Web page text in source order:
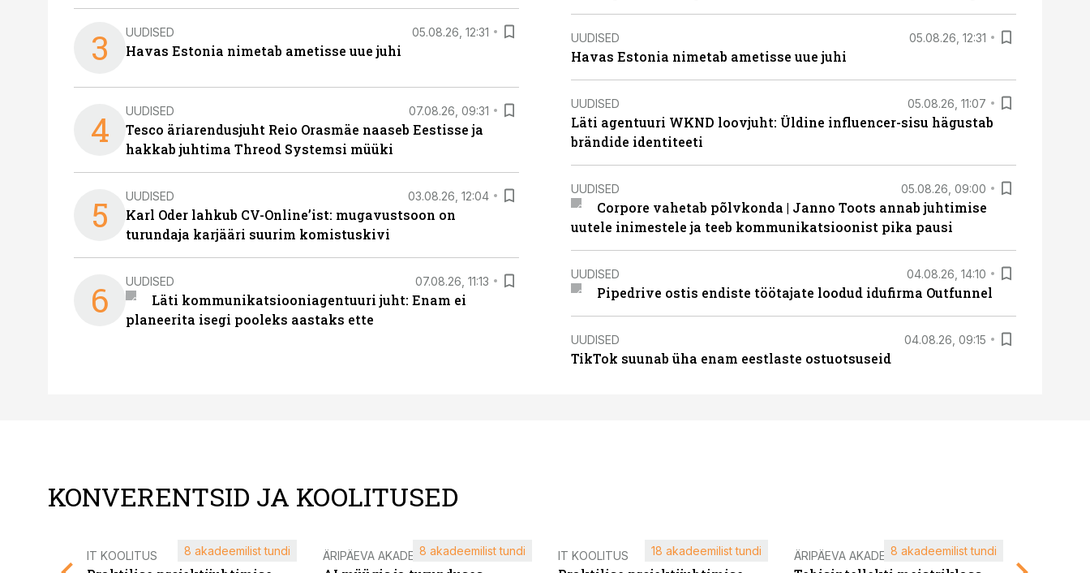
3 UUDISED 05.08.26, 12:31
Havas Estonia nimetab ametisse uue juhi
4 UUDISED 07.08.26, 09:31
Tesco äriarendusjuht Reio Orasmäe naaseb Eestisse ja
hakkab juhtima Threod Systemsi müüki
5 UUDISED 03.08.26, 12:04
Karl Oder lahkub CV-Online’ist: mugavustsoon on
turundaja karjääri suurim komistuskivi
6 UUDISED 07.08.26, 11:13
Läti kommunikatsiooniagentuuri juht: Enam ei
planeerita isegi pooleks aastaks ette
UUDISED 05.08.26, 12:31
Havas Estonia nimetab ametisse uue juhi
UUDISED 05.08.26, 11:07
Läti agentuuri WKND loovjuht: Üldine influencer-sisu hägustab
brändide identiteeti
UUDISED 05.08.26, 09:00
Corpore vahetab põlvkonda | Janno Toots annab juhtimise
uutele inimestele ja teeb kommunikatsioonist pika pausi
UUDISED 04.08.26, 14:10
Pipedrive ostis endiste töötajate loodud idufirma Outfunnel
UUDISED 04.08.26, 09:15
TikTok suunab üha enam eestlaste ostuotsuseid
KONVERENTSID JA KOOLITUSED
IT KOOLITUS 8 akadeemilist tundi ÄRIPÄEVA AKADEEMIA8 akadeemilist tundi IT KOOLITUS 18 akadeemilist tundi ÄRIPÄEVA AKADEEMIA8 akadeemilist tundi